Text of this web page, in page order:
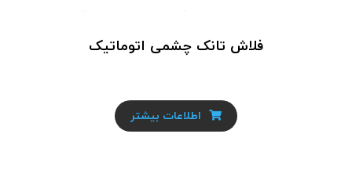
فلاش تانک چشمی اتوماتیک
اطلاعات بیشتر